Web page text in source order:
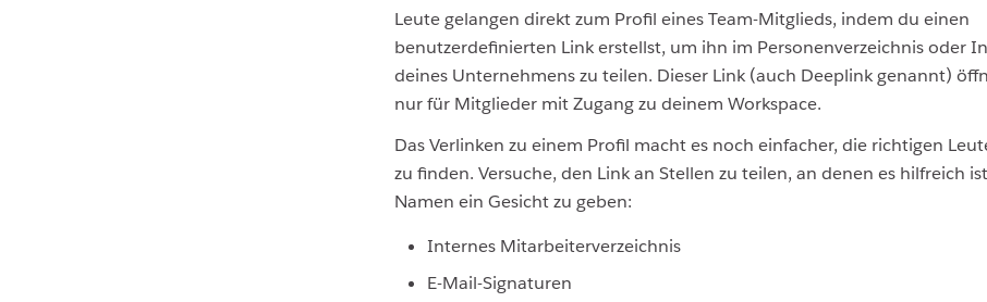
Leute gelangen direkt zum Profil eines Team-Mitglieds, indem du einen
benutzerdefinierten Link erstellst, um ihn im Personenverzeichnis oder
deines Unternehmens zu teilen. Dieser Link (auch Deeplink genannt)
nur für Mitglieder mit Zugang zu deinem Workspace.
Das Verlinken zu einem Profil macht es noch einfacher, die richtigen
zu finden. Versuche, den Link an Stellen zu teilen, an denen es hilfreich
Namen ein Gesicht zu geben:
Internes Mitarbeiterverzeichnis
E-Mail-Signaturen